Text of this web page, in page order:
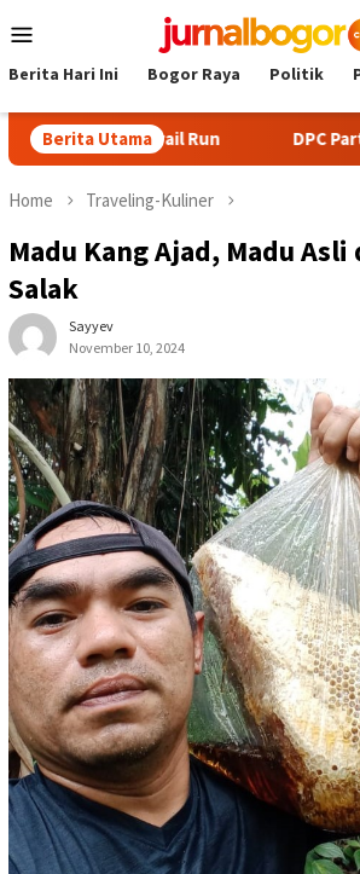
to
Menu
Berita Hari Ini Bogor Raya Politik
Berita Utama
Trail Run DPC Partai Demokrat
Home Traveling-Kuliner
Madu Kang Ajad, Madu
Salak
Sayyev
November 10, 2024